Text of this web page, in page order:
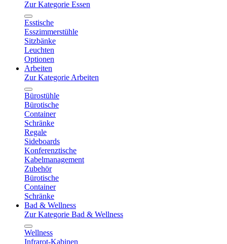
Zur Kategorie Essen
Esstische
Esszimmerstühle
Sitzbänke
Leuchten
Optionen
Arbeiten
Zur Kategorie Arbeiten
Bürostühle
Bürotische
Container
Schränke
Regale
Sideboards
Konferenztische
Kabelmanagement
Zubehör
Bürotische
Container
Schränke
Bad & Wellness
Zur Kategorie Bad & Wellness
Wellness
Infrarot-Kabinen